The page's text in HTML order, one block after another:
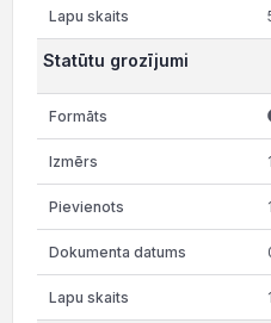
Statūtu grozījumi
1